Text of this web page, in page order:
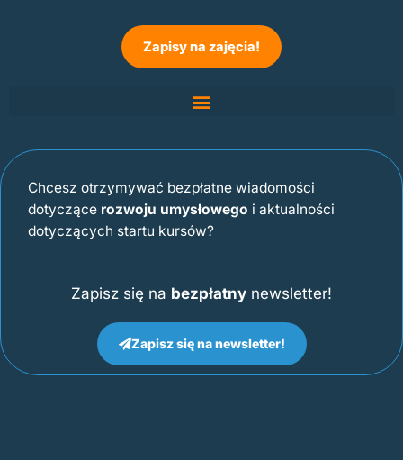
Zapisy na zajęcia!
Chcesz otrzymywać bezpłatne wiadomości
dotyczące rozwoju umysłowego i aktualności
dotyczących startu kursów?
Zapisz się na bezpłatny newsletter!
Zapisz się na newsletter!